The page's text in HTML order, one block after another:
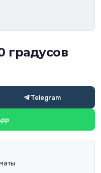
градусов
Telegram